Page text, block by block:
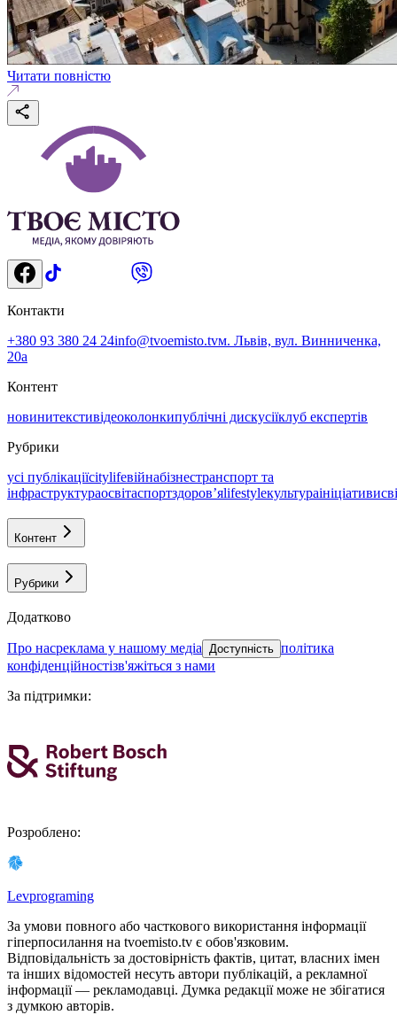
Читати повністю
Контакти
+380 93 380 24 24info@tvoemisto.tvм. Львів, вул. Винниченка,
20а
Контент
новинитекстивідеоколонкипублічні дискусіїклуб експертів
Рубрики
усі публікаціїcitylifeвійнабізнестранспорт та
інфраструктураосвітаспортздоровʼяlifestyleкультураініціативи
Контент
Рубрики
Додатково
про насреклама у нашому медіа Доступність політика
конфіденційностізв'яжіться з нами
За підтримки:
Розроблено:
Levprograming
За умови повного або часткового використання iнформацiї
гіперпосилання на tvoemisto.tv є обов'язковим.
Відповідальність за достовірність фактів, цитат, власних імен
та інших відомостей несуть автори публікацій, а рекламної
інформації — рекламодавці. Думка редакцiї може не збiгатися
з думкою авторiв.